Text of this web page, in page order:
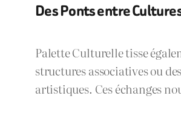
Des Ponts entre
Palette Culturelle tisse
structures associatives ou
artistiques. Ces échanges